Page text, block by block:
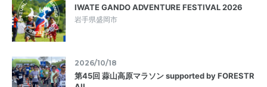
IWATE GANDO ADVENTURE FESTIVAL 2026
岩手県盛岡市
2026/10/18
第45回 蒜山高原マラソン supported by FORESTR